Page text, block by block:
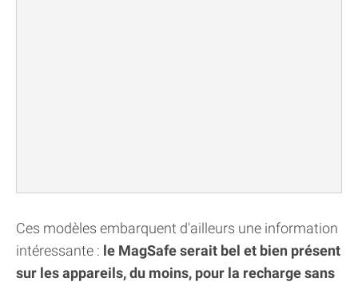
Ces modèles embarquent d'ailleurs une information
intéressante : le MagSafe serait bel et bien présent
sur les appareils, du moins, pour la recharge sans